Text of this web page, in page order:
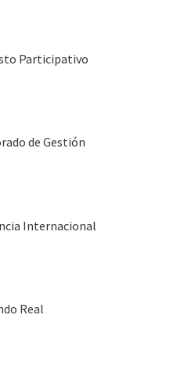
Participativo
de Gestión
Internacional
Real